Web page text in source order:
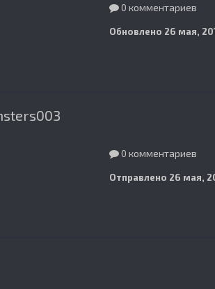
0 комментариев
Обновлено 26 мая,
0 комментариев
Отправлено 26 мая,